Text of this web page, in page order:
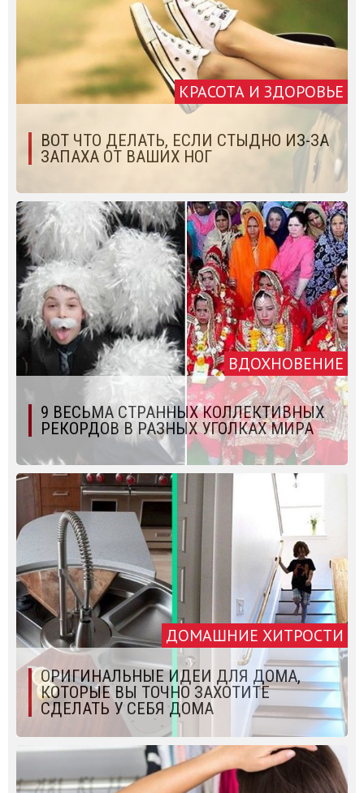
КРАСОТА И ЗДОРОВЬЕ
ВОТ ЧТО ДЕЛАТЬ, ЕСЛИ СТЫДНО ИЗ-ЗА
ЗАПАХА ОТ ВАШИХ НОГ
ВДОХНОВЕНИЕ
9 ВЕСЬМА СТРАННЫХ КОЛЛЕКТИВНЫХ
РЕКОРДОВ В РАЗНЫХ УГОЛКАХ МИРА
ДОМАШНИЕ ХИТРОСТИ
ОРИГИНАЛЬНЫЕ ИДЕИ ДЛЯ ДОМА,
КОТОРЫЕ ВЫ ТОЧНО ЗАХОТИТЕ
СДЕЛАТЬ У СЕБЯ ДОМА